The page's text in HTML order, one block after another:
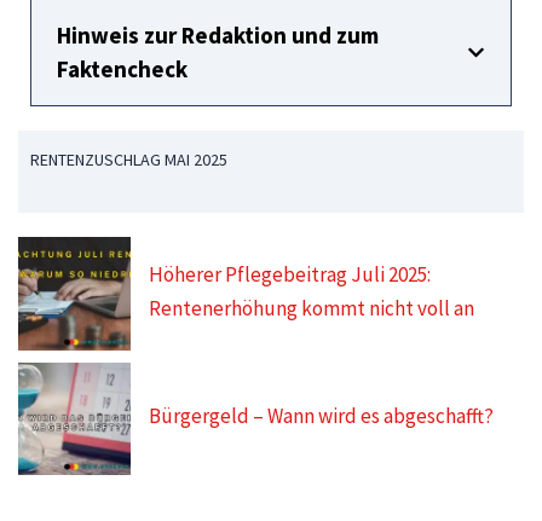
Hinweis zur Redaktion und zum
Faktencheck
RENTENZUSCHLAG MAI 2025
Höherer Pflegebeitrag Juli 2025:
Rentenerhöhung kommt nicht voll an
Bürgergeld – Wann wird es abgeschafft?